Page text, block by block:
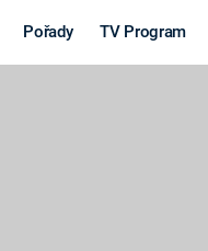
Pořady TV Program